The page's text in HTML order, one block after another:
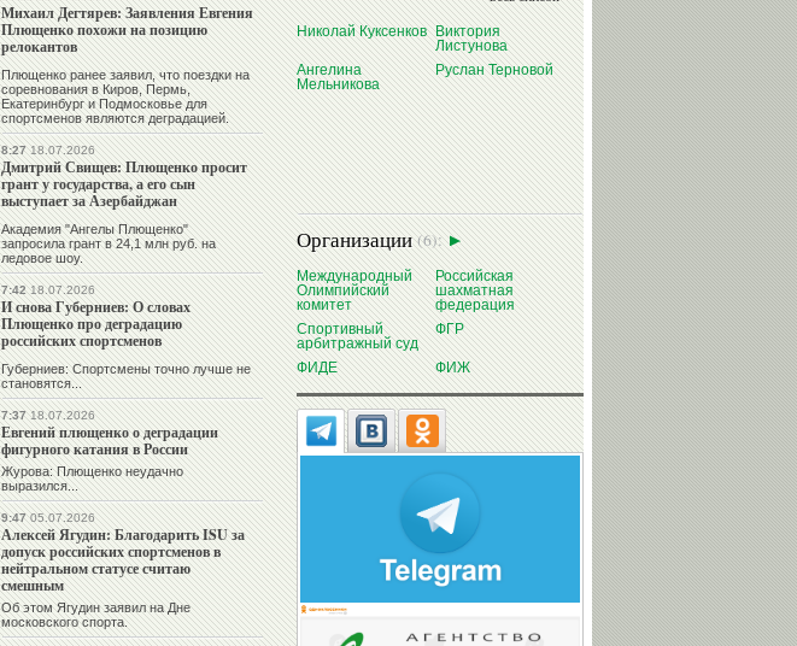
Михаил Дегтярев: Заявления Евгения
Плющенко похожи на позицию
релокантов
Плющенко ранее заявил, что поездки на
соревнования в Киров, Пермь,
Екатеринбург и Подмосковье для
спортсменов являются деградацией.
8:2718.07.2026
Дмитрий Свищев: Плющенко просит
грант у государства, а его сын
выступает за Азербайджан
Академия "Ангелы Плющенко"
запросила грант в 24,1 млн руб. на
ледовое шоу.
7:4218.07.2026
И снова Губерниев: О словах
Плющенко про деградацию
российских спортсменов
Губерниев: Спортсмены точно лучше не
становятся...
7:3718.07.2026
Евгений плющенко о деградации
фигурного катания в России
Журова: Плющенко неудачно
выразился...
9:4705.07.2026
Алексей Ягудин: Благодарить ISU за
допуск российских спортсменов в
нейтральном статусе считаю
смешным
Об этом Ягудин заявил на Дне
московского спорта.
Николай Куксенков Виктория
Листунова
Ангелина
Мельникова
Руслан Терновой
Организации(6):
Международный
Олимпийский
комитет
Российская
шахматная
федерация
Спортивный
арбитражный суд
ФГР
ФИДЕ ФИЖ